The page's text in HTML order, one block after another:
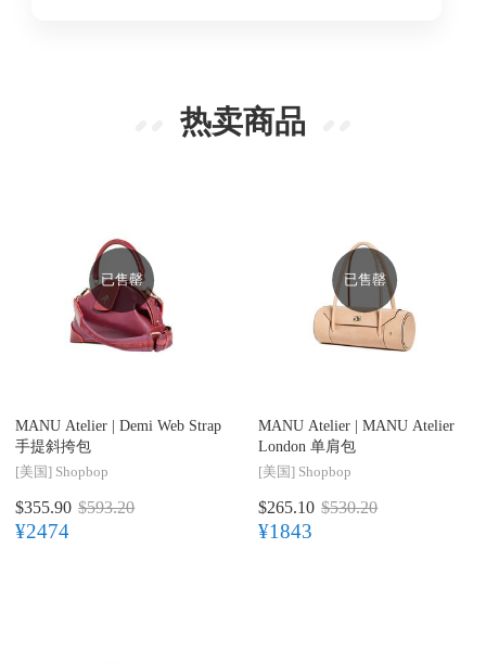
热卖商品
已售罄
MANU Atelier | Demi Web Strap
手提斜挎包
[美国] Shopbop
$355.90 $593.20
¥2474
已售罄
MANU Atelier | MANU Atelier
London 单肩包
[美国] Shopbop
$265.10 $530.20
¥1843